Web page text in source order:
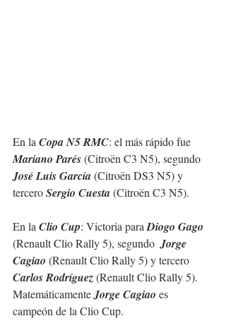
En la Copa N5 RMC: el más rápido fue
Mariano Parés (Citroën C3 N5), segundo
José Luis García (Citroën DS3 N5) y
tercero Sergio Cuesta (Citroën C3 N5).
En la Clio Cup: Victoria para Diogo Gago
(Renault Clio Rally 5), segundo Jorge
Cagiao (Renault Clio Rally 5) y tercero
Carlos Rodríguez (Renault Clio Rally 5).
Matemáticamente Jorge Cagiao es
campeón de la Clio Cup.